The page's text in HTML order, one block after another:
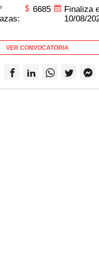
6685
Finaliza
10/08/
VER CONVOCATORIA